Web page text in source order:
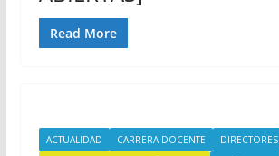
Read More
ACTUALIDAD CARRERA DOCENTE DIRECTORES